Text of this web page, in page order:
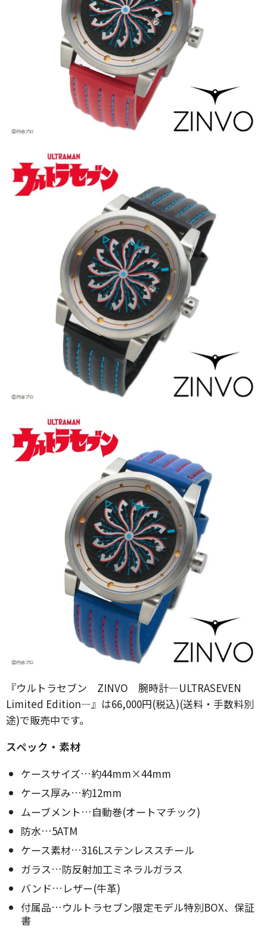
『ウルトラセブン ZINVO 腕時計―ULTRASEVEN
Limited Edition―』は66,000円(税込)(送料・手数料別
途)で販売中です。
スペック・素材
ケースサイズ…約44mm×44mm
ケース厚み…約12mm
ムーブメント…自動巻(オートマチック)
防水…5ATM
ケース素材…316Lステンレススチール
ガラス…防反射加工ミネラルガラス
バンド…レザー(牛革)
付属品…ウルトラセブン限定モデル特別BOX、保証
書